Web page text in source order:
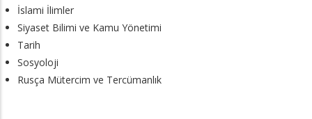
İslami İlimler
Siyaset Bilimi ve Kamu Yönetimi
Tarih
Sosyoloji
Rusça Mütercim ve Tercümanlık